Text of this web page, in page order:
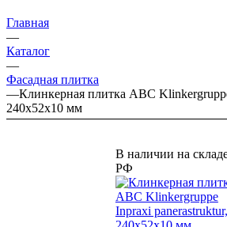
Главная
—
Каталог
—
Фасадная плитка
—Клинкерная плитка ABC
240х52х10 мм
В наличии на
РФ